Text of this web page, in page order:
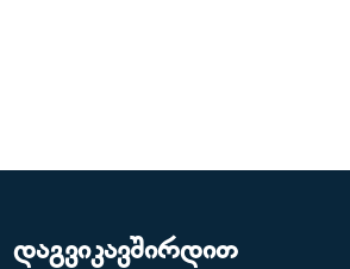
დაგვიკავშირდით